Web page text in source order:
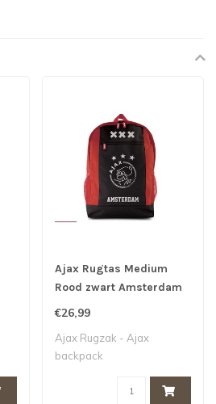
Ajax Rugtas Medium
Rood zwart Amsterdam
XXX logo
€26,99
Ajax Rugzak - Ajax
backpack